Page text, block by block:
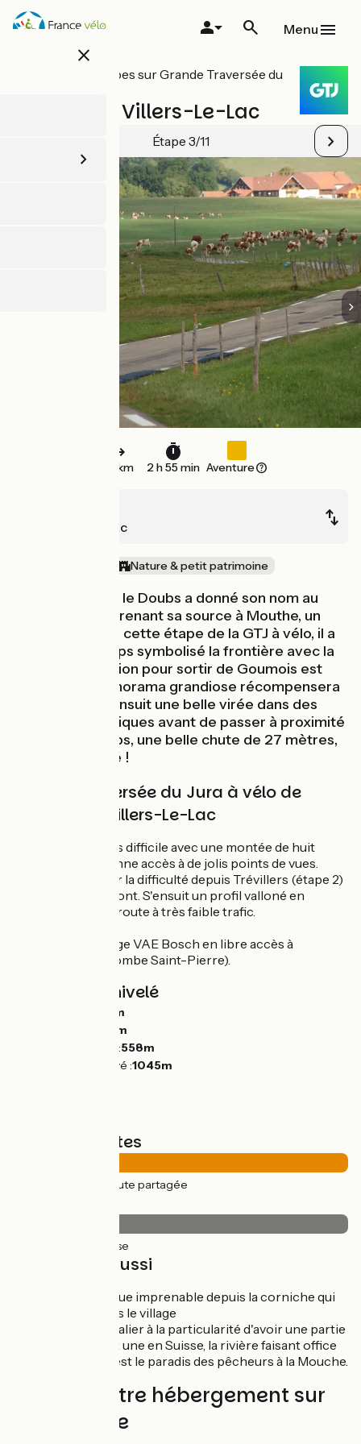
Aller
au
close
Menu
Toutes les étapes sur Grande Traversée du
Goumois / Villers-Le-Lac
Étape 3/11
44 km 2 h 55 min Aventure
Villers-Le-Lac
Nature & petit patrimoine
Long de 453km, le Doubs a donné son nom au
département. Prenant sa source à Mouthe, un
peu plus loin sur cette étape de la GTJ à vélo, il a
depuis longtemps symbolisé la frontière avec la
Suisse. L'ascension pour sortir de Goumois est
rude mais le panorama grandiose récompensera
votre effort. S'ensuit une belle virée dans des
paysages bucoliques avant de passer à proximité
du Saut du Doubs, une belle chute de 27 mètres,
détour conseillé !
Grande Traversée du Jura à vélo de
Goumois à Villers-Le-Lac
Sortie de Goumois difficile avec une montée de huit
kilomètres qui donne accès à de jolis points de vues.
Possibilité d'éviter la difficulté depuis Trévillers (étape 2)
jusque Charquemont. S'ensuit un profil valloné en
grande partie sur route à très faible trafic.
Station de recharge VAE Bosch en libre accès à
Charquemont (Combe Saint-Pierre).
Pentes et dénivelé
1048m
677m
Point le plus bas :558m
Point le plus élevé :1045m
Types de routes
(100%) Route partagée
(100%) Lisse
À découvrir aussi
vue imprenable depuis la corniche qui
descend vers le village
Village frontalier à la particularité d'avoir une partie
en France et une en Suisse, la rivière faisant office
de rivière, c'est le paradis des pêcheurs à la Mouche.
Trouvez votre hébergement sur
cette étape